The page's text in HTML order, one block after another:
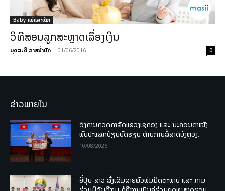
Baby-ແມ່ແລະເດັກ
ວິທີສອນລູກສະຫຼາດເລື່ອງເງິນ
ບຸດສະດີ ສາຍນ້ຳມັດ - 01/06/2016 0
ຂ່າວພາຍໃນ
ອົງການກວດກາລັດແຂວງເຊກອງ ແລະ ນະຄອນດາໜັງ
ພົບປະແລກປ່ຽນບົດຮຽນ ຕ້ານການສໍ້ລາດບັງຫຼວງ.
10/08/2026
ຍີ່ປຸ່ນ-ລາວ ສົ່ງເສີມສາຍພົວພັນມິດຕະພາບ ແລະ ການ